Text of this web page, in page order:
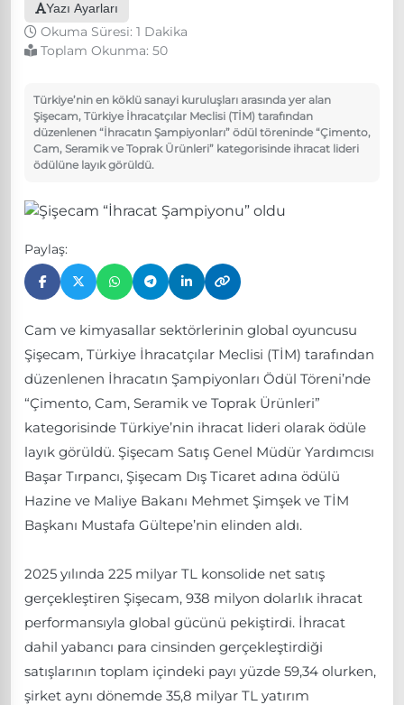
Yazı Ayarları
Okuma Süresi: 1 Dakika
Toplam Okunma: 50
Türkiye’nin en köklü sanayi kuruluşları arasında yer alan
Şişecam, Türkiye İhracatçılar Meclisi (TİM) tarafından
düzenlenen “İhracatın Şampiyonları” ödül töreninde “Çimento,
Cam, Seramik ve Toprak Ürünleri” kategorisinde ihracat lideri
ödülüne layık görüldü.
Paylaş:
Cam ve kimyasallar sektörlerinin global oyuncusu
Şişecam, Türkiye İhracatçılar Meclisi (TİM) tarafından
düzenlenen İhracatın Şampiyonları Ödül Töreni’nde
“Çimento, Cam, Seramik ve Toprak Ürünleri”
kategorisinde Türkiye’nin ihracat lideri olarak ödüle
layık görüldü. Şişecam Satış Genel Müdür Yardımcısı
Başar Tırpancı, Şişecam Dış Ticaret adına ödülü
Hazine ve Maliye Bakanı Mehmet Şimşek ve TİM
Başkanı Mustafa Gültepe’nin elinden aldı.
2025 yılında 225 milyar TL konsolide net satış
gerçekleştiren Şişecam, 938 milyon dolarlık ihracat
performansıyla global gücünü pekiştirdi. İhracat
dahil yabancı para cinsinden gerçekleştirdiği
satışlarının toplam içindeki payı yüzde 59,34 olurken,
şirket aynı dönemde 35,8 milyar TL yatırım